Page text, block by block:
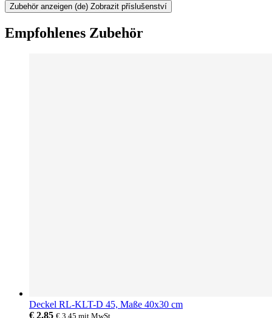
Zubehör anzeigen (de) Zobrazit příslušenství
Empfohlenes Zubehör
Deckel RL-KLT-D 45, Maße 40x30 cm
€ 2.85 € 3.45 mit MwSt